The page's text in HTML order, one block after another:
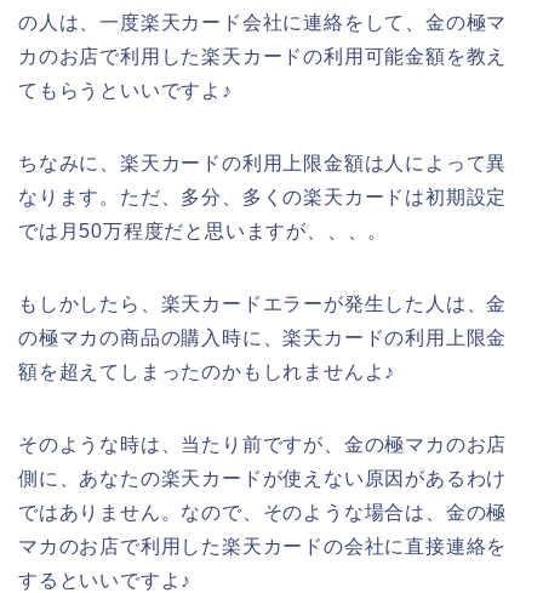
の人は、一度楽天カード会社に連絡をして、金の極マ
カのお店で利用した楽天カードの利用可能金額を教え
てもらうといいですよ♪
ちなみに、楽天カードの利用上限金額は人によって異
なります。ただ、多分、多くの楽天カードは初期設定
では月50万程度だと思いますが、、、。
もしかしたら、楽天カードエラーが発生した人は、金
の極マカの商品の購入時に、楽天カードの利用上限金
額を超えてしまったのかもしれませんよ♪
そのような時は、当たり前ですが、金の極マカのお店
側に、あなたの楽天カードが使えない原因があるわけ
ではありません。なので、そのような場合は、金の極
マカのお店で利用した楽天カードの会社に直接連絡を
するといいですよ♪